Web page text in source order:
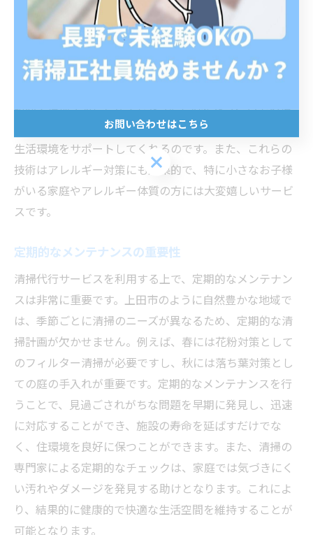
ています。例えば、プロの清掃スタッフは、専用の機材
や洗剤を用いて、細かな場所まで徹底的に掃除を行いま
す。さらに、近年ではロボット掃除機やAI技術の導入も
進んでおり、手が届きにくい場所や大きなスペースも短
時間で清掃することができます。これにより、自宅の清
掃では難しい、専門的な掃除を実現し、健康的で快適な
生活環境をサポートしてくれるのです。また、これらの
技術はアレルギー対策にも効果的で、特に小さなお子様
がいる家庭やアレルギー体質の方には大変嬉しいサービ
スです。
定期的なメンテナンスの重要性
清掃代行サービスを利用する上で、定期的なメンテナン
スは非常に重要です。上田市のように自然豊かな地域で
は、季節ごとに清掃のニーズが異なるため、定期的な清
掃計画が欠かせません。例えば、春には花粉対策として
のフィルター清掃が必要ですし、秋には落ち葉対策とし
ての庭の手入れが重要です。定期的なメンテナンスを行
うことで、見過ごされがちな問題を早期に発見し、迅速
に対応することができ、施設の寿命を延ばすだけでな
く、住環境を良好に保つことができます。また、清掃の
専門家による定期的なチェックは、家庭では気づきにく
い汚れやダメージを発見する助けとなります。これによ
り、結果的に健康的で快適な生活空間を維持することが
可能となります。
お問い合わせはこちら
お問い合わせはこちら